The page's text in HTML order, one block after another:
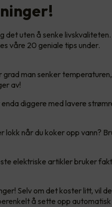
det uten å senke livskvaliteten.
våre 20 geniale tips under.
man senker temperaturen,
av!
diggere med lavere
lokk når du koker opp vann?
elektriske artikler bruker
Selv om det koster litt, vil
å sette opp automatisk